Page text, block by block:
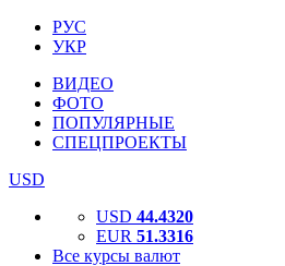
РУС
УКР
ВИДЕО
ФОТО
ПОПУЛЯРНЫЕ
СПЕЦПРОЕКТЫ
USD
USD 44.4320
EUR 51.3316
Все курсы валют